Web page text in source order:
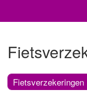
Fietsverzekeringen